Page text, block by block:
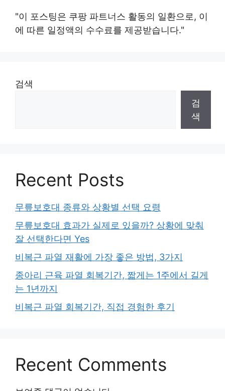
"이 포스팅은 쿠팡 파트너스 활동의 일환으로, 이
에 따른 일정액의 수수료를 제공받습니다."
검색
검
색
Recent Posts
무릎보호대 종류와 상황별 선택 요령
무릎보호대 효과가 실제로 있을까? 상황에 맞춰
잘 선택한다면 Yes
비복근 파열 재활에 가장 좋은 방법, 3가지
종아리 근육 파열 회복기간, 짧게는 1주에서 길게
는 1년까지
비복근 파열 회복기간, 직접 경험한 후기
Recent Comments